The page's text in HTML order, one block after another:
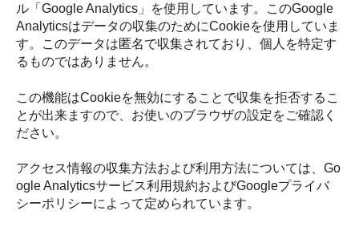
ル「Google Analytics」を使用しています。このGoogle
Analyticsはデータの収集のためにCookieを使用していま
す。このデータは匿名で収集されており、個人を特定す
るものではありません。
この機能はCookieを無効にすることで収集を拒否するこ
とが出来ますので、お使いのブラウザの設定をご確認く
ださい。
アクセス情報の収集方法および利用方法については、Go
ogle Analyticsサービス利用規約およびGoogleプライバ
シーポリシーによって定められています。